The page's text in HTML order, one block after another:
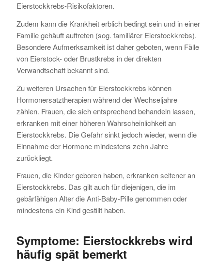
Eierstockkrebs-Risikofaktoren.
Zudem kann die Krankheit erblich bedingt sein und in einer
Familie gehäuft auftreten (sog. familiärer Eierstockkrebs).
Besondere Aufmerksamkeit ist daher geboten, wenn Fälle
von Eierstock- oder Brustkrebs in der direkten
Verwandtschaft bekannt sind.
Zu weiteren Ursachen für Eierstockkrebs können
Hormonersatztherapien während der Wechseljahre
zählen. Frauen, die sich entsprechend behandeln lassen,
erkranken mit einer höheren Wahrscheinlichkeit an
Eierstockkrebs. Die Gefahr sinkt jedoch wieder, wenn die
Einnahme der Hormone mindestens zehn Jahre
zurückliegt.
Frauen, die Kinder geboren haben, erkranken seltener an
Eierstockkrebs. Das gilt auch für diejenigen, die im
gebärfähigen Alter die Anti-Baby-Pille genommen oder
mindestens ein Kind gestillt haben.
Symptome: Eierstockkrebswird
häufig spät bemerkt